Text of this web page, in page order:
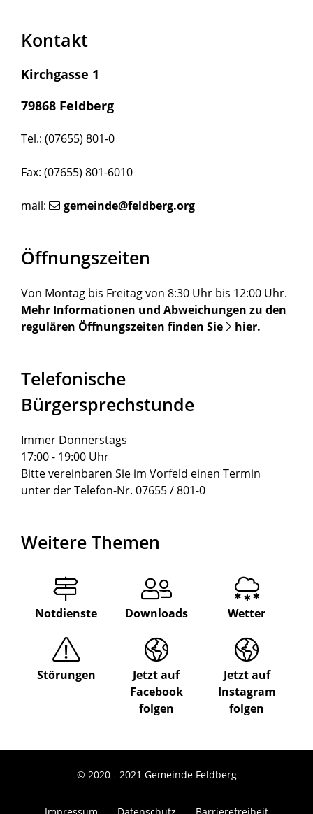
Kontakt
Kirchgasse 1
79868 Feldberg
Tel.: (07655) 801-0
Fax: (07655) 801-6010
mail: gemeinde@feldberg.org
Öffnungszeiten
Von Montag bis Freitag von 8:30 Uhr bis 12:00 Uhr.
Mehr Informationen und Abweichungen zu den
regulären Öffnungszeiten finden Sie
hier.
Telefonische
Bürgersprechstunde
Immer Donnerstags
17:00 - 19:00 Uhr
Bitte vereinbaren Sie im Vorfeld einen Termin
unter der Telefon-Nr. 07655 / 801-0
Weitere Themen
Notdienste Downloads Wetter
Störungen
Jetzt auf
Facebook
folgen
Jetzt auf
Instagram
folgen
© 2020 - 2021 Gemeinde Feldberg